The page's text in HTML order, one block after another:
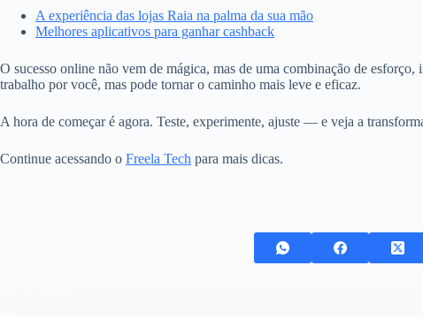
A experiência das lojas Raia na palma da sua mão
Melhores aplicativos para ganhar cashback
O sucesso online não vem de mágica, mas de uma combinação de
trabalho por você, mas pode tornar o caminho mais leve e eficaz.
A hora de começar é agora. Teste, experimente, ajuste — e veja a
Continue acessando o Freela Tech para mais dicas.